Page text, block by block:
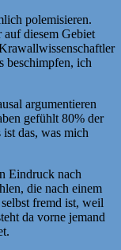
polemisieren.
diesem Gebiet
beschimpfen, ich
argumentieren
gefühlt 80% der
das, was mich
Eindruck nach
die nach einem
fremd ist, weil
da vorne jemand